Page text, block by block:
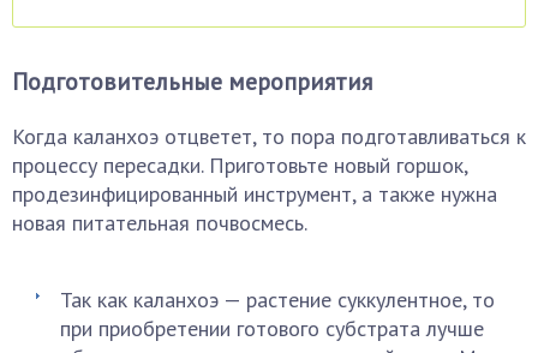
Подготовительные мероприятия
Когда каланхоэ отцветет, то пора подготавливаться к
процессу пересадки. Приготовьте новый горшок,
продезинфицированный инструмент, а также нужна
новая питательная почвосмесь.
Так как каланхоэ — растение суккулентное, то
при приобретении готового субстрата лучше